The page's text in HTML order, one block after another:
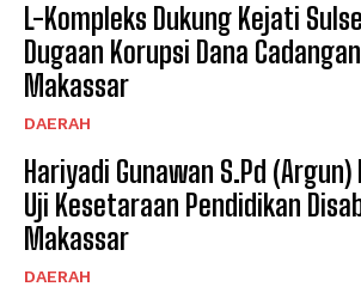
L-Kompleks Dukung Kejati
Dugaan Korupsi Dana Cadangan
Makassar
DAERAH
Hariyadi Gunawan S.Pd
Uji Kesetaraan Pendidikan
Makassar
DAERAH